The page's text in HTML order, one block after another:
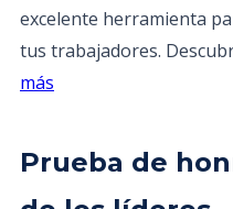
excelente herramienta
tus trabajadores.
más
Prueba de